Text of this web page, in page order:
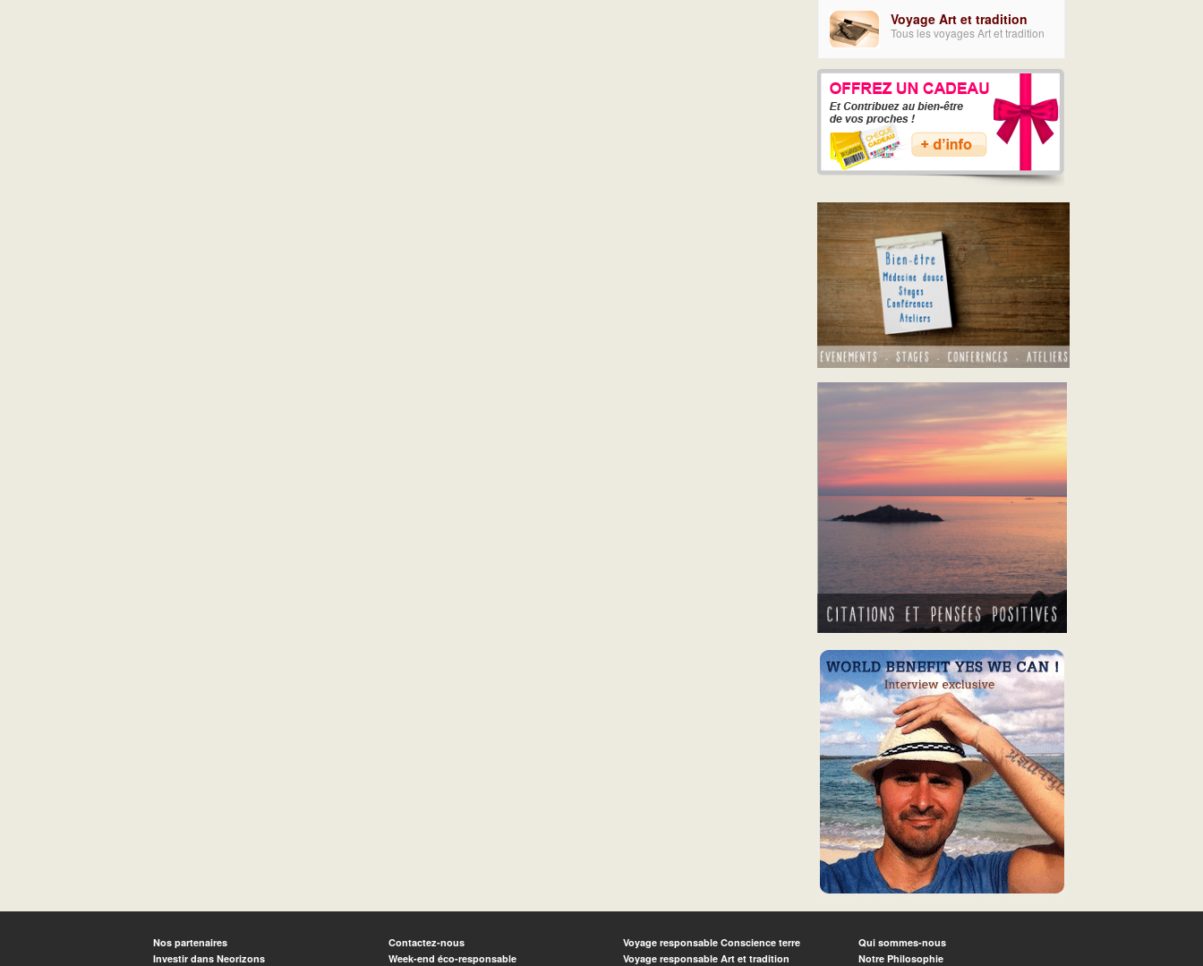
Voyage Art et tradition
Tous les voyages Art et tradition
Nos partenaires
Investir dans Neorizons
Contactez-nous
Week-end éco-responsable
Voyage responsable Conscience terre
Voyage responsable Art et tradition
Qui sommes-nous
Notre Philosophie